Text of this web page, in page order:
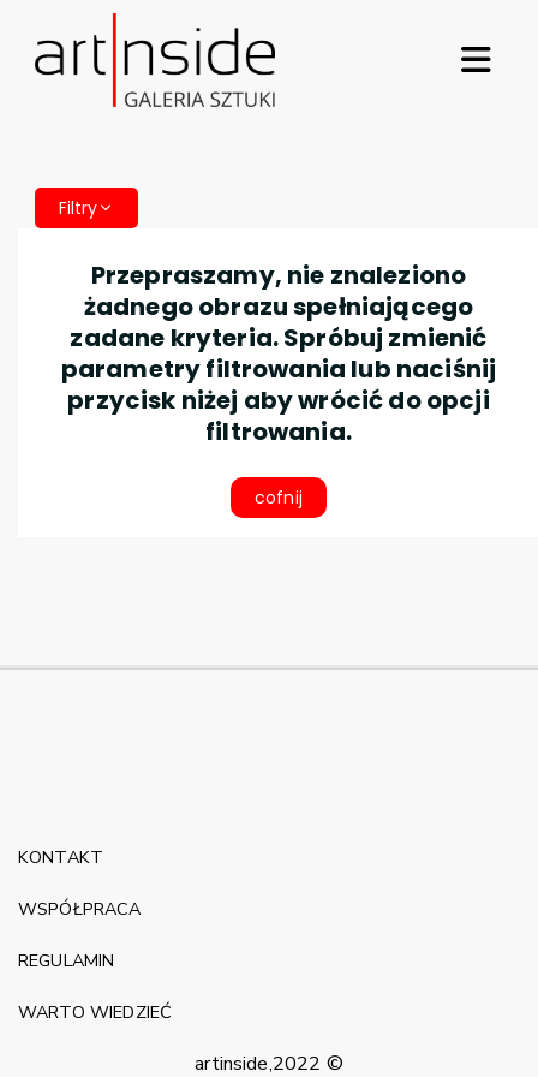
Filtry
Przepraszamy, nie znaleziono
żadnego obrazu spełniającego
zadane kryteria. Spróbuj zmienić
parametry filtrowania lub naciśnij
przycisk niżej aby wrócić do opcji
filtrowania.
cofnij
artinside,2022 ©
KONTAKT
WSPÓŁPRACA
REGULAMIN
WARTO WIEDZIEĆ